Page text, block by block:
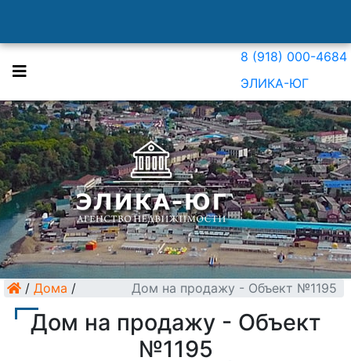
8 (918) 000-4684
ЭЛИКА-ЮГ
/ Дома / Дом на продажу - Объект №1195
Дом на продажу - Объект
№1195